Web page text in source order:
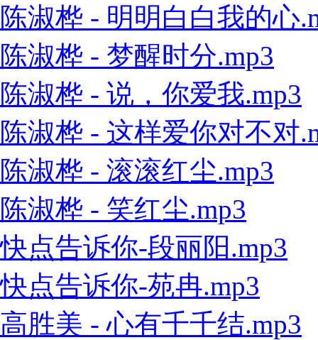
陈淑桦 - 明明白白我的心
陈淑桦 - 梦醒时分.mp3
陈淑桦 - 说，你爱我.mp3
陈淑桦 - 这样爱你对不对
陈淑桦 - 滚滚红尘.mp3
陈淑桦 - 笑红尘.mp3
快点告诉你-段丽阳.mp3
快点告诉你-苑冉.mp3
高胜美 - 心有千千结.mp3